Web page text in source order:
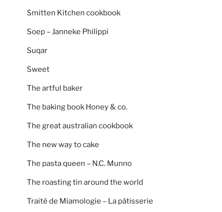
Smitten Kitchen cookbook
Soep – Janneke Philippi
Suqar
Sweet
The artful baker
The baking book Honey & co.
The great australian cookbook
The new way to cake
The pasta queen – N.C. Munno
The roasting tin around the world
Traité de Miamologie – La pâtisserie